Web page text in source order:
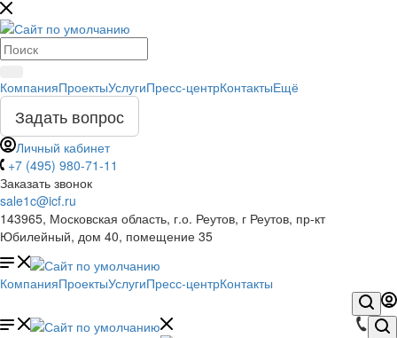
КомпанияПроектыУслугиПресс-центрКонтактыЕщё
Задать вопрос
Личный кабинет
+7 (495) 980-71-11
Заказать звонок
sale1c@icf.ru
143965, Московская область, г.о. Реутов, г Реутов, пр-кт
Юбилейный, дом 40, помещение 35
КомпанияПроектыУслугиПресс-центрКонтакты